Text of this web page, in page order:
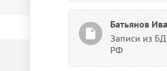
Батьянов
Записи из
РФ